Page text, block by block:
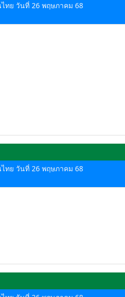
ทย วันที่ 26 พฤษภาคม 68
ทย วันที่ 26 พฤษภาคม 68